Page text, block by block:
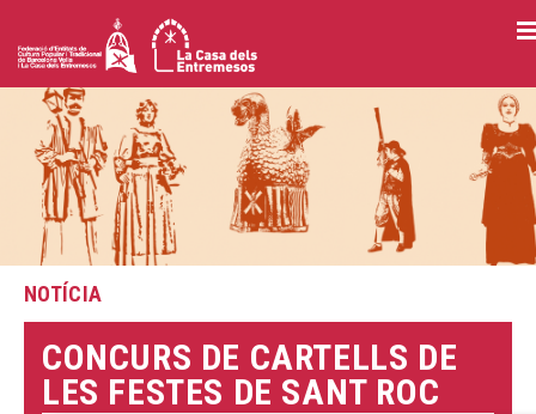
Vés
al
NOTÍCIA
CONCURS DE CARTELLS DE
LES FESTES DE SANT ROC